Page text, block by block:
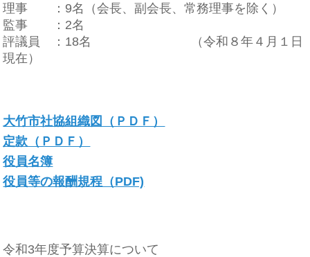
理事 ：9名（会長、副会長、常務理事を除く）
監事 ：2名
評議員 ：18名 （令和８年４月１日
現在）
大竹市社協組織図（ＰＤＦ）
定款（ＰＤＦ）
役員名簿
役員等の報酬規程（PDF)
令和3年度予算決算について